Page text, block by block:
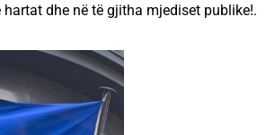
dhe në të gjitha mjediset publike!.